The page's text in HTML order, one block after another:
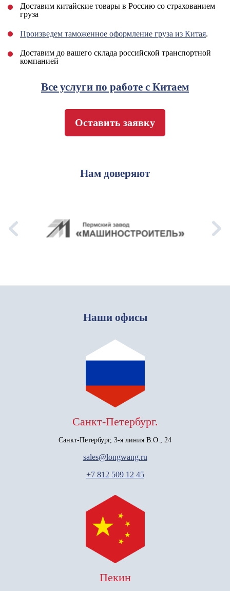
Доставим китайские товары в Россию со страхованием
груза
Произведем таможенное оформление груза из Китая.
Доставим до вашего склада российской транспортной
компанией
Все услуги по работе с Китаем
Оставить заявку
Нам доверяют
Наши офисы
Санкт-Петербург.
Санкт-Петербург, 3-я линия В.О., 24
sales@longwang.ru
+7 812 509 12 45
Пекин